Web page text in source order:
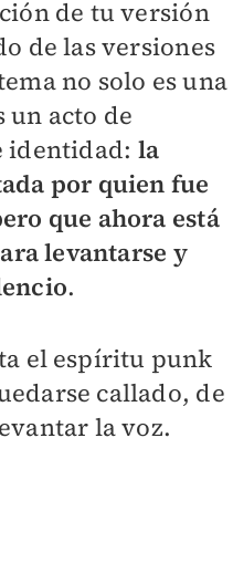
de tu versión
de las versiones
no solo es una
un acto de
identidad: la
por quien fue
que ahora está
levantarse y
.
el espíritu punk
callado, de
la voz.